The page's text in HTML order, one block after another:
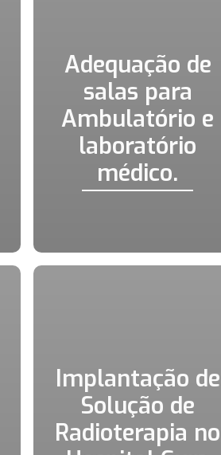
Adequação de
salas para
Ambulatório e
laboratório
médico.
Implantação de
Solução de
Radioterapia no